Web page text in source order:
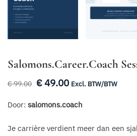
Salomons.Career.Coach
€99.00 Oorspronkelijke
was:
€49.00Huidige
is:
Excl. BTW/BTW
Door: salomons.coach
Je carrière verdient meer dan een